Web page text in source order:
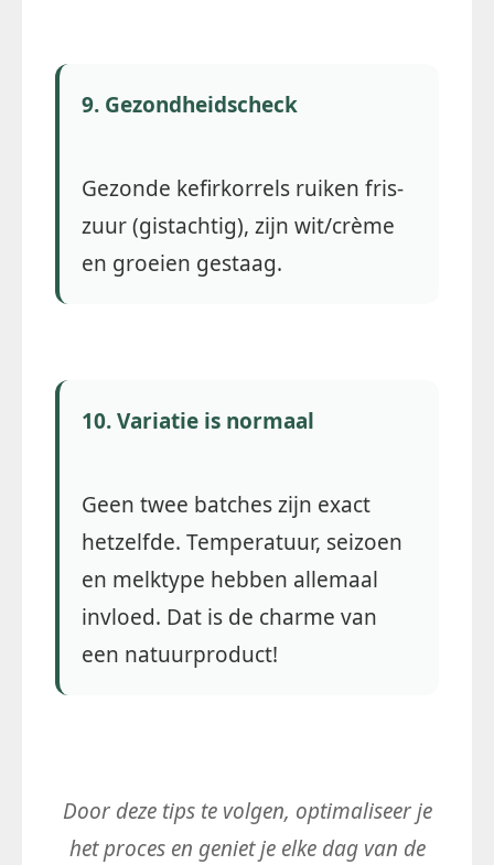
9. Gezondheidscheck
Gezonde kefirkorrels ruiken fris-
zuur (gistachtig), zijn wit/crème
en groeien gestaag.
10. Variatie is normaal
Geen twee batches zijn exact
hetzelfde. Temperatuur, seizoen
en melktype hebben allemaal
invloed. Dat is de charme van
een natuurproduct!
Door deze tips te volgen, optimaliseer je
het proces en geniet je elke dag van de